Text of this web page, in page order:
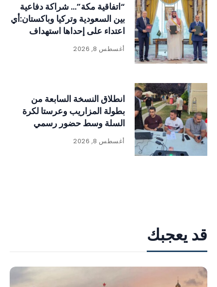
“اتفاقية مكة”… شراكة دفاعية
بين السعودية وتركيا وباكستان:أي
اعتداء على إحداها استهداف
للدول الثلاث
أغسطس 8, 2026
انطلاق النسخة السابعة من
بطولة المزاريب وعرستا لكرة
السلة وسط حضور رسمي
وجماهيري لافت
أغسطس 8, 2026
قد يعجبك